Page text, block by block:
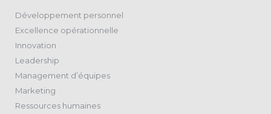
Développement personnel
Excellence opérationnelle
Innovation
Leadership
Management d’équipes(28)
Marketing
Ressources humaines(24)